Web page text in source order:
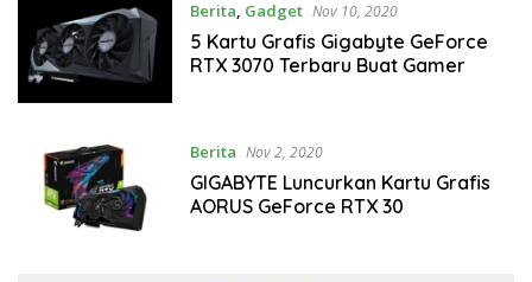
Berita, Gadget Nov 10, 2020
5 Kartu Grafis Gigabyte GeForce
RTX 3070 Terbaru Buat Gamer
Berita Nov 2, 2020
GIGABYTE Luncurkan Kartu Grafis
AORUS GeForce RTX 30